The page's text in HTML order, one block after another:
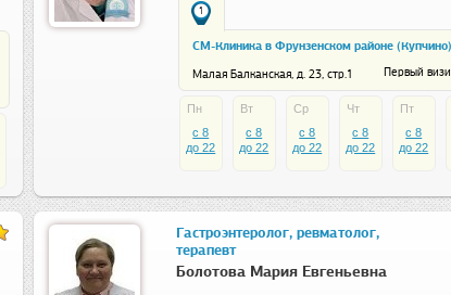
1
СМ-Клиника в Фрунзенском районе (Купчино)
Малая Балканская, д. 23, стр.1 Первый
Пн
c 8
до 22
Вт
c 8
до 22
Ср
c 8
до 22
Чт
c 8
до 22
Пт
c 8
до 22
Гастроэнтеролог, ревматолог,
терапевт
Болотова Мария Евгеньевна